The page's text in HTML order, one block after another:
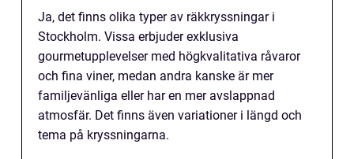
Ja, det finns olika typer av räkkryssningar i
Stockholm. Vissa erbjuder exklusiva
gourmetupplevelser med högkvalitativa råvaror
och fina viner, medan andra kanske är mer
familjevänliga eller har en mer avslappnad
atmosfär. Det finns även variationer i längd och
tema på kryssningarna.